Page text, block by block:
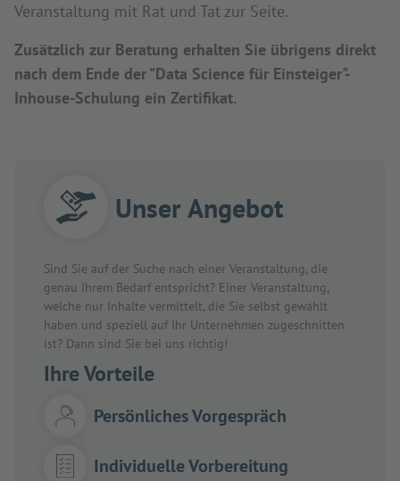
Veranstaltung mit Rat und Tat zur Seite.
Zusätzlich zur Beratung erhalten Sie übrigens direkt
nach dem Ende der "Data Science für Einsteiger"-
Inhouse-Schulung ein Zertifikat.
Unser Angebot
Sind Sie auf der Suche nach einer Veranstaltung, die
genau Ihrem Bedarf entspricht? Einer Veranstaltung,
welche nur Inhalte vermittelt, die Sie selbst gewählt
haben und speziell auf Ihr Unternehmen zugeschnitten
ist? Dann sind Sie bei uns richtig!
Ihre Vorteile
Persönliches Vorgespräch
Individuelle Vorbereitung